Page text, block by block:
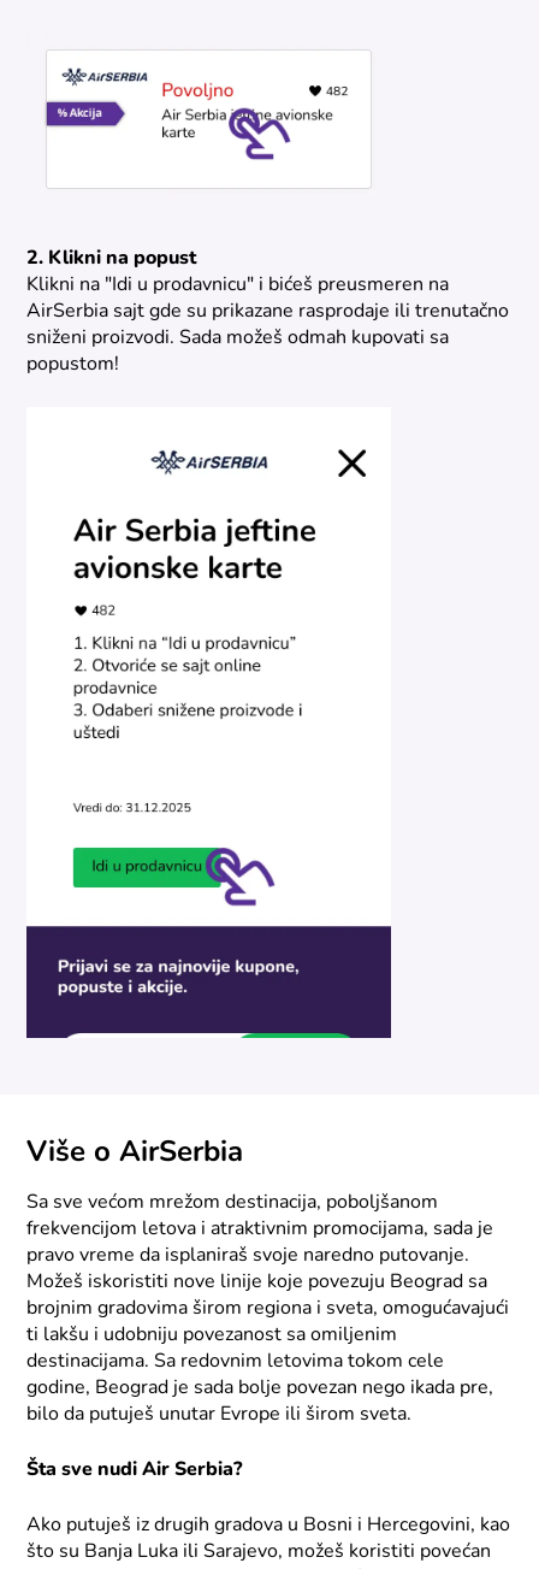
2. Klikni na popust
Klikni na "Idi u prodavnicu" i bićeš preusmeren na
AirSerbia sajt gde su prikazane rasprodaje ili trenutačno
sniženi proizvodi. Sada možeš odmah kupovati sa
popustom!
Više o AirSerbia
Sa sve većom mrežom destinacija, poboljšanom
frekvencijom letova i atraktivnim promocijama, sada je
pravo vreme da isplaniraš svoje naredno putovanje.
Možeš iskoristiti nove linije koje povezuju Beograd sa
brojnim gradovima širom regiona i sveta, omogućavajući
ti lakšu i udobniju povezanost sa omiljenim
destinacijama. Sa redovnim letovima tokom cele
godine, Beograd je sada bolje povezan nego ikada pre,
bilo da putuješ unutar Evrope ili širom sveta.
Šta sve nudi Air Serbia?
Ako putuješ iz drugih gradova u Bosni i Hercegovini, kao
što su Banja Luka ili Sarajevo, možeš koristiti povećan